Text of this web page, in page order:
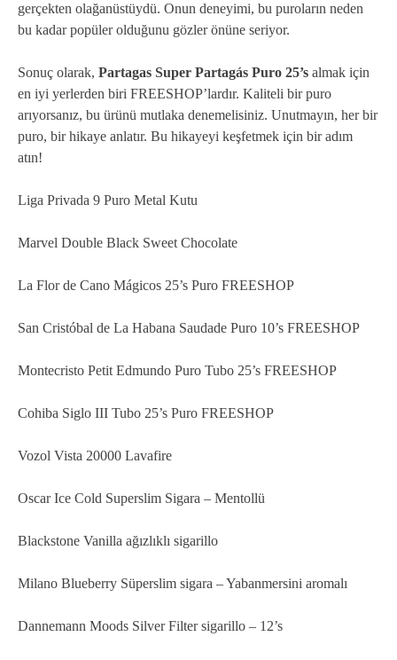
gerçekten olağanüstüydü. Onun deneyimi, bu puroların neden
bu kadar popüler olduğunu gözler önüne seriyor.
Sonuç olarak, Partagas Super Partagás Puro 25’s almak için
en iyi yerlerden biri FREESHOP’lardır. Kaliteli bir puro
arıyorsanız, bu ürünü mutlaka denemelisiniz. Unutmayın, her bir
puro, bir hikaye anlatır. Bu hikayeyi keşfetmek için bir adım
atın!
Liga Privada 9 Puro Metal Kutu
Marvel Double Black Sweet Chocolate
La Flor de Cano Mágicos 25’s Puro FREESHOP
San Cristóbal de La Habana Saudade Puro 10’s FREESHOP
Montecristo Petit Edmundo Puro Tubo 25’s FREESHOP
Cohiba Siglo III Tubo 25’s Puro FREESHOP
Vozol Vista 20000 Lavafire
Oscar Ice Cold Superslim Sigara – Mentollü
Blackstone Vanilla ağızlıklı sigarillo
Milano Blueberry Süperslim sigara – Yabanmersini aromalı
Dannemann Moods Silver Filter sigarillo – 12’s